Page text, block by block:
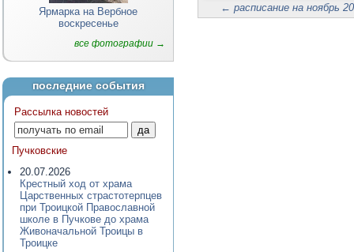
Ярмарка на Вербное
воскресенье
все фотографии →
последние события
Рассылка новостей
Пучковские
20.07.2026
Крестный ход от храма
Царственных страстотерпцев
при Троицкой Православной
школе в Пучкове до храма
Живоначальной Троицы в
Троицке
← расписание на ноябрь